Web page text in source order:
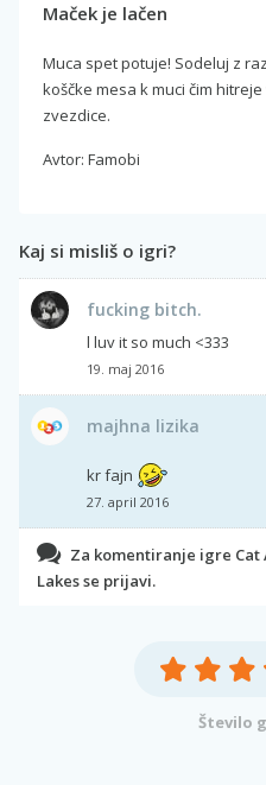
Maček je lačen
Muca spet potuje! Sodeluj z
koščke mesa k muci čim
zvezdice.
Avtor: Famobi
Kaj si misliš o igri?
fucking bitch.
l luv it so much <333
19. maj 2016
majhna lizika
kr fajn
27. april 2016
Za komentiranje igre
Lakes se prijavi.
Število